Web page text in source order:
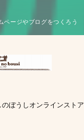
ページやブログをつくろう
のぼうしオンラインストア